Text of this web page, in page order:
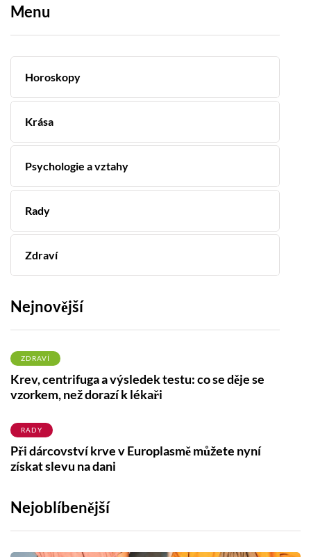
Menu
Horoskopy
Krása
Psychologie a vztahy
Rady
Zdraví
Nejnovější
ZDRAVÍ
Krev, centrifuga a výsledek testu: co se děje se
vzorkem, než dorazí k lékaři
RADY
Při dárcovství krve v Europlasmě můžete nyní
získat slevu na dani
Nejoblíbenější